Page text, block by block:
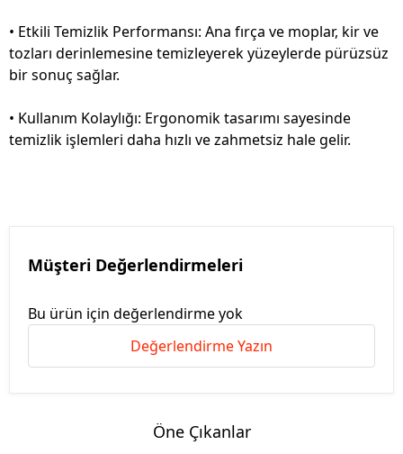
• Etkili Temizlik Performansı: Ana fırça ve moplar, kir ve
tozları derinlemesine temizleyerek yüzeylerde pürüzsüz
bir sonuç sağlar.
• Kullanım Kolaylığı: Ergonomik tasarımı sayesinde
temizlik işlemleri daha hızlı ve zahmetsiz hale gelir.
Müşteri Değerlendirmeleri
Bu ürün için değerlendirme yok
Değerlendirme Yazın
Öne Çıkanlar